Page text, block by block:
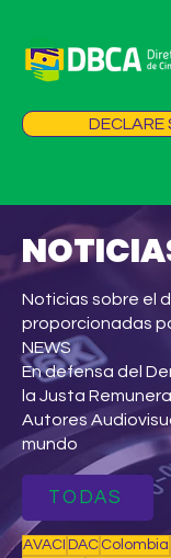
DECLARE
Noticias sobre el
proporcionadas
NEWS
En defensa del
la Justa
Autores
mundo
TODAS
AVACI DAC Colombia